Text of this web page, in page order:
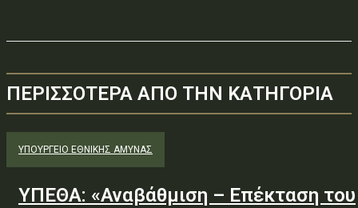
ΠΕΡΙΣΣΟΤΕΡΑ ΑΠΟ ΤΗΝ ΚΑΤΗΓΟΡΙΑ
ΥΠΟΥΡΓΕΊΟ ΕΘΝΙΚΉΣ ΆΜΥΝΑΣ
ΥΠΕΘΑ: «Αναβάθμιση – Επέκταση του